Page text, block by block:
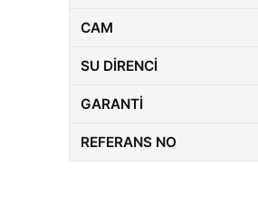
CAM
SU DIRENCI
GARANTI
REFERANS NO